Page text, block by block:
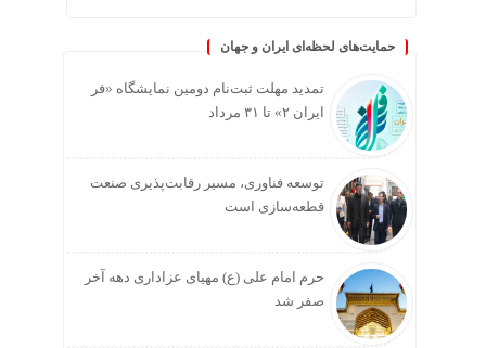
حمایت‌های لحظه‌ای ایران و جهان
تمدید مهلت ثبت‌نام دومین نمایشگاه «فر
ایران ۲» تا ۳۱ مرداد
توسعه فناوری، مسیر رقابت‌پذیری صنعت
قطعه‌سازی است
حرم امام علی (ع) مهیای عزاداری دهه آخر
صفر شد